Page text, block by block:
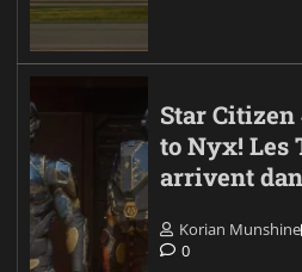
Star Citizen
to Nyx! Les
arrivent
Korian Munshine
0